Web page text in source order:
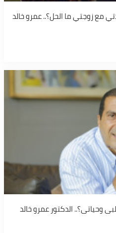
مع زوجتي ما الحل؟.. عمرو خالد
وحياتى؟.. الدكتور عمرو خالد